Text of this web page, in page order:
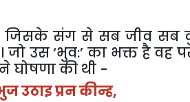
जिसके संग से सब जीव सब
जो उस ‘भुव:’ का भक्त है वह
ने घोषणा की थी -
उठाइ प्रन कीन्ह,